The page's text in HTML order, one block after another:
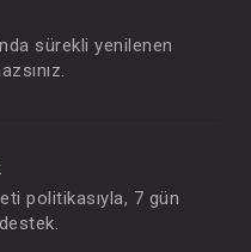
sürekli yenilenen
politikasıyla, 7 gün